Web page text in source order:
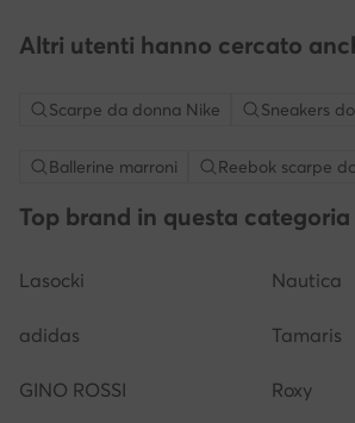
Altri utenti hanno cercato
Scarpe da donna Nike Sneakers
Ballerine marroni Reebok scarpe
Top brand in questa categoria
Lasocki Nautica
adidas Tamaris
GINO ROSSI Roxy